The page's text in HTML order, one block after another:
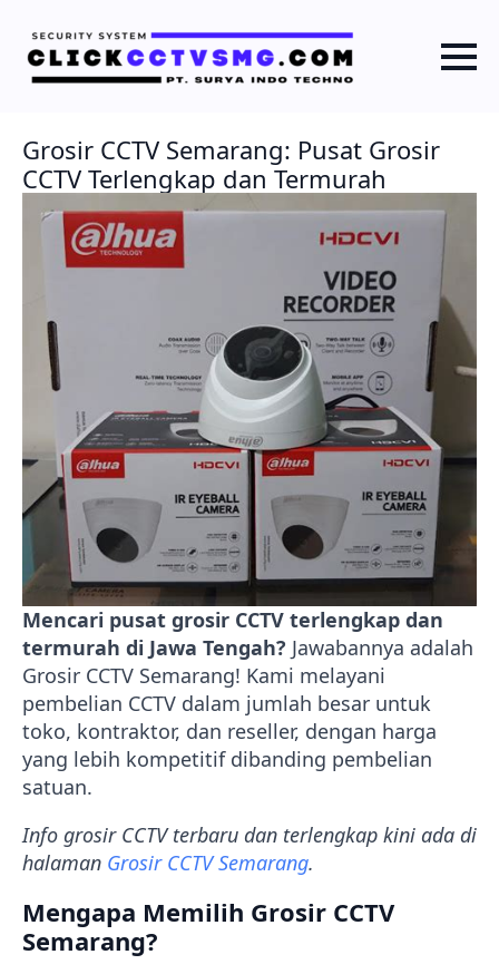
Grosir CCTV Semarang: Pusat Grosir
CCTV Terlengkap dan Termurah
Mencari pusat grosir CCTV terlengkap dan
termurah di Jawa Tengah? Jawabannya adalah
Grosir CCTV Semarang! Kami melayani
pembelian CCTV dalam jumlah besar untuk
toko, kontraktor, dan reseller, dengan harga
yang lebih kompetitif dibanding pembelian
satuan.
Info grosir CCTV terbaru dan terlengkap kini ada di
halaman Grosir CCTV Semarang.
Mengapa Memilih Grosir CCTV
Semarang?